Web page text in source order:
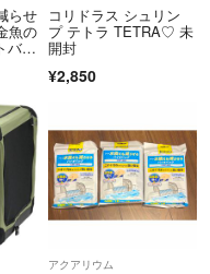
らせ
魚の
バイ
コリドラス シュリン
プ テトラ TETRA♡ 未
開封
¥2,850
アクアリウム